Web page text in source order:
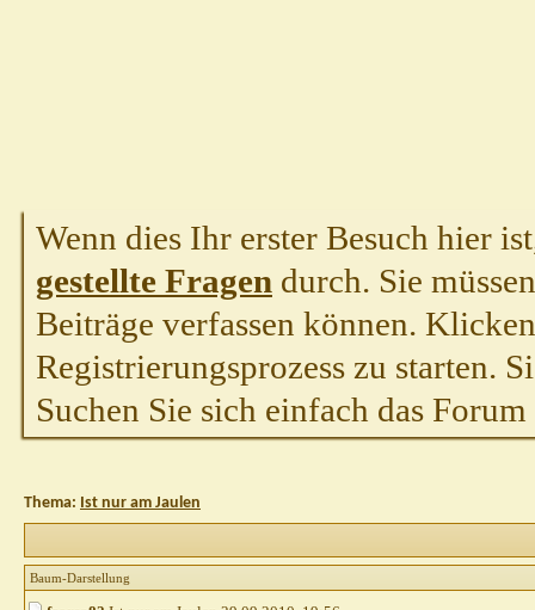
Wenn dies Ihr erster Besuch hier
gestellte Fragen durch. Sie
Beiträge verfassen können.
Registrierungsprozess zu starten.
Suchen Sie sich einfach das
Thema: Ist nur am Jaulen
Baum-Darstellung